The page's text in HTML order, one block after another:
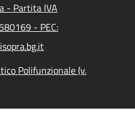
- Partita IVA
- PEC:
Polifunzionale (v.